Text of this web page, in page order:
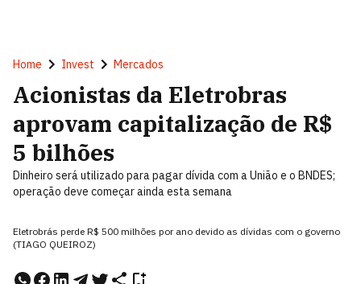
Home Invest Mercados
Acionistas da Eletrobras
aprovam capitalização de R$
5 bilhões
Dinheiro será utilizado para pagar dívida com a União e o BNDES;
operação deve começar ainda esta semana
Eletrobrás perde R$ 500 milhões por ano devido as dívidas com o governo
(TIAGO QUEIROZ)